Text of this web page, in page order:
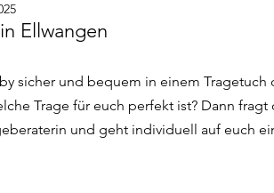
Ellwangen
sicher und bequem in einem
Trage für euch perfekt ist? Dann
und geht individuell auf euch